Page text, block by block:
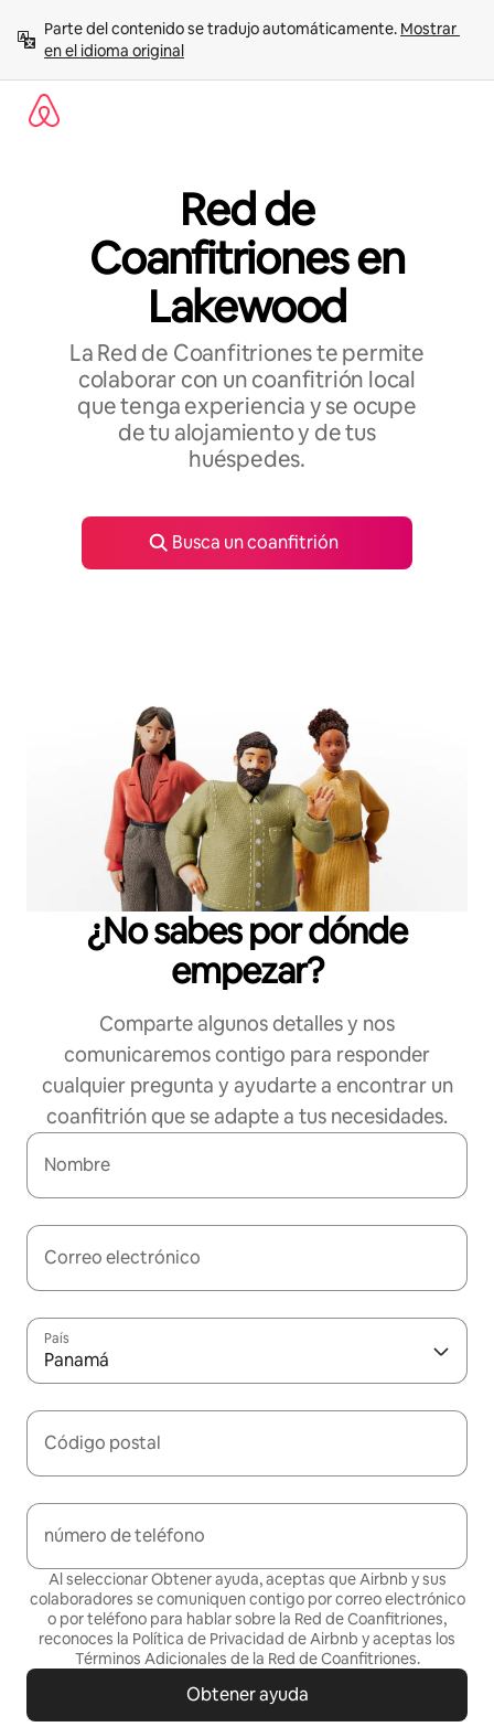
contenido
Parte del contenido se tradujo automáticamente. Mostrar
en el idioma original
Red de
Coanfitriones en
Lakewood
La Red de Coanfitriones te permite
colaborar con un coanfitrión local
que tenga experiencia y se ocupe
de tu alojamiento y de tus
huéspedes.
Busca un coanfitrión
¿No sabes por dónde
empezar?
Comparte algunos detalles y nos
comunicaremos contigo para responder
cualquier pregunta y ayudarte a encontrar un
coanfitrión que se adapte a tus necesidades.
Nombre
Correo electrónico
País
Panamá
Código postal
número de teléfono
Al seleccionar Obtener ayuda, aceptas que Airbnb y sus
colaboradores se comuniquen contigo por correo electrónico
o por teléfono para hablar sobre la Red de Coanfitriones,
reconoces la Política de Privacidad de Airbnb y aceptas los
Términos Adicionales de la Red de Coanfitriones.
Obtener ayuda